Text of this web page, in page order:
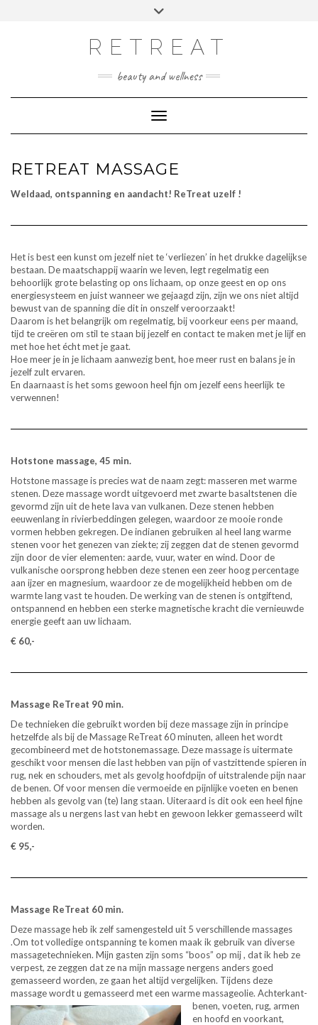
Afspraak maken
RETREAT
beauty and wellness
Toggle navigatie
RETREAT MASSAGE
Weldaad, ontspanning en aandacht! ReTreat uzelf !
Het is best een kunst om jezelf niet te ‘verliezen’ in het drukke dagelijkse
bestaan. De maatschappij waarin we leven, legt regelmatig een
behoorlijk grote belasting op ons lichaam, op onze geest en op ons
energiesysteem en juist wanneer we gejaagd zijn, zijn we ons niet altijd
bewust van de spanning die dit in onszelf veroorzaakt!
Daarom is het belangrijk om regelmatig, bij voorkeur eens per maand,
tijd te creëren om stil te staan bij jezelf en contact te maken met je lijf en
met hoe het écht met je gaat.
Hoe meer je in je lichaam aanwezig bent, hoe meer rust en balans je in
jezelf zult ervaren.
En daarnaast is het soms gewoon heel fijn om jezelf eens heerlijk te
verwennen!
Hotstone massage, 45 min.
Hotstone massage is precies wat de naam zegt: masseren met warme
stenen. Deze massage wordt uitgevoerd met zwarte basaltstenen die
gevormd zijn uit de hete lava van vulkanen. Deze stenen hebben
eeuwenlang in rivierbeddingen gelegen, waardoor ze mooie ronde
vormen hebben gekregen. De indianen gebruiken al heel lang warme
stenen voor het genezen van ziekte; zij zeggen dat de stenen gevormd
zijn door de vier elementen: aarde, vuur, water en wind. Door de
vulkanische oorsprong hebben deze stenen een zeer hoog percentage
aan ijzer en magnesium, waardoor ze de mogelijkheid hebben om de
warmte lang vast te houden. De werking van de stenen is ontgiftend,
ontspannend en hebben een sterke magnetische kracht die vernieuwde
energie geeft aan uw lichaam.
€ 60,-
Massage ReTreat 90 min.
De technieken die gebruikt worden bij deze massage zijn in principe
hetzelfde als bij de Massage ReTreat 60 minuten, alleen het wordt
gecombineerd met de hotstonemassage. Deze massage is uitermate
geschikt voor mensen die last hebben van pijn of vastzittende spieren in
rug, nek en schouders, met als gevolg hoofdpijn of uitstralende pijn naar
de benen. Of voor mensen die vermoeide en pijnlijke voeten en benen
hebben als gevolg van (te) lang staan. Uiteraard is dit ook een heel fijne
massage als u nergens last van hebt en gewoon lekker gemasseerd wilt
worden.
€ 95,-
Massage ReTreat 60 min.
Deze massage heb ik zelf samengesteld uit 5 verschillende massages
.Om tot volledige ontspanning te komen maak ik gebruik van diverse
massagetechnieken. Mijn gasten zijn soms “boos” op mij , dat ik heb ze
verpest, ze zeggen dat ze na mijn massage nergens anders goed
gemasseerd worden, ze gaan het altijd vergelijken. Tijdens deze
massage wordt u gemasseerd met een warme massageolie. Achterkant-
benen, voeten, rug, armen
en hoofd en voorkant,